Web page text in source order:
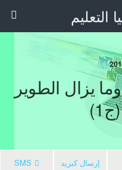
التعليم
يزال الطوير
إرسال كبريد
SMS